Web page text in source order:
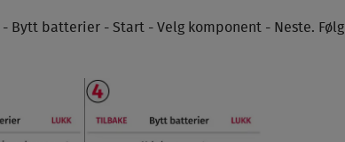
Bytt batterier - Start - Velg komponent - Neste. Følg